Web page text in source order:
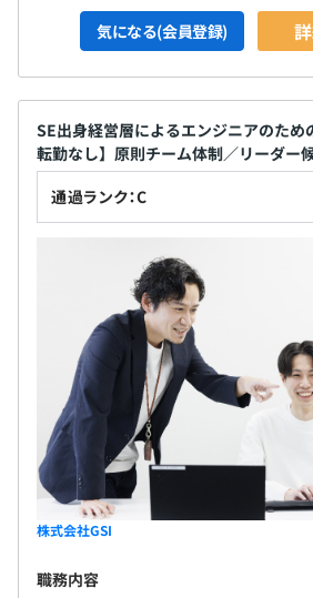
気になる(会員登録)
SE出身経営層によるエンジニアのた
転勤なし】原則チーム体制／リーダー
通過ランク：C
株式会社GSI
職務内容